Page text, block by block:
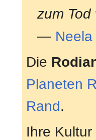
zum Tod
— Neela
Die
Planeten
Rand.
Ihre